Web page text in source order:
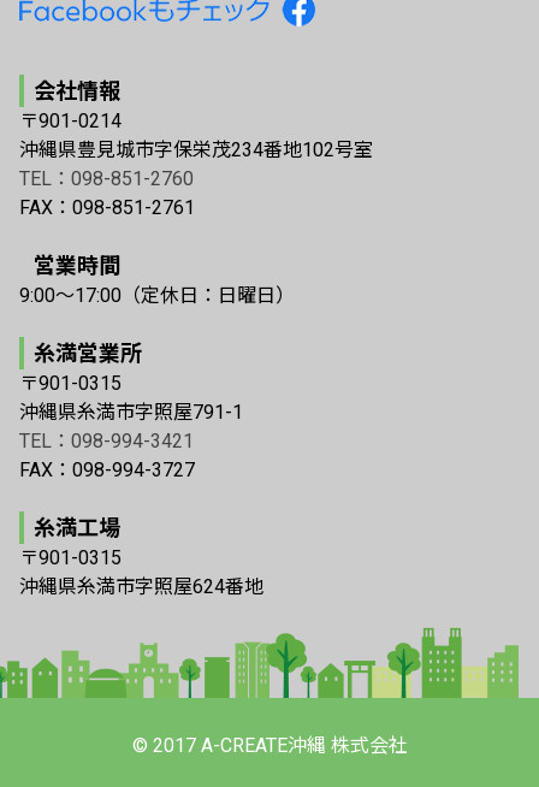
会社情報
〒901-0214
沖縄県豊見城市字保栄茂234番地102号室
TEL：098-851-2760
FAX：098-851-2761
営業時間
9:00〜17:00（定休日：日曜日）
糸満営業所
〒901-0315
沖縄県糸満市字照屋791-1
TEL：098-994-3421
FAX：098-994-3727
糸満工場
〒901-0315
沖縄県糸満市字照屋624番地
© 2017 A-CREATE沖縄 株式会社